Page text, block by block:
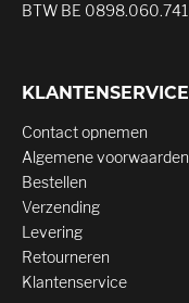
BTW BE 0898.060.741
KLANTENSERVICE
Contact opnemen
Algemene voorwaarden
Bestellen
Verzending
Levering
Retourneren
Klantenservice